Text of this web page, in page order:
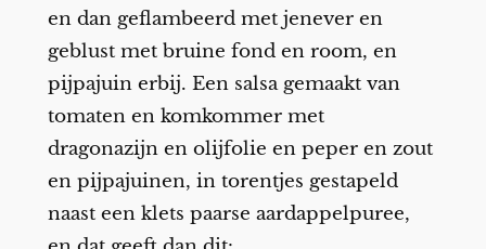
en dan geflambeerd met jenever en
geblust met bruine fond en room, en
pijpajuin erbij. Een salsa gemaakt van
tomaten en komkommer met
dragonazijn en olijfolie en peper en zout
en pijpajuinen, in torentjes gestapeld
naast een klets paarse aardappelpuree,